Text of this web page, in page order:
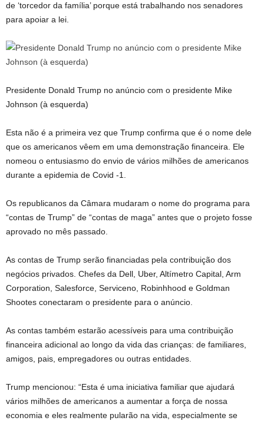
de ‘torcedor da família’ porque está trabalhando nos senadores
para apoiar a lei.
Presidente Donald Trump no anúncio com o presidente Mike
Johnson (à esquerda)
Esta não é a primeira vez que Trump confirma que é o nome dele
que os americanos vêem em uma demonstração financeira. Ele
nomeou o entusiasmo do envio de vários milhões de americanos
durante a epidemia de Covid -1.
Os republicanos da Câmara mudaram o nome do programa para
“contas de Trump” de “contas de maga” antes que o projeto fosse
aprovado no mês passado.
As contas de Trump serão financiadas pela contribuição dos
negócios privados. Chefes da Dell, Uber, Altímetro Capital, Arm
Corporation, Salesforce, Serviceno, Robinhhood e Goldman
Shootes conectaram o presidente para o anúncio.
As contas também estarão acessíveis para uma contribuição
financeira adicional ao longo da vida das crianças: de familiares,
amigos, pais, empregadores ou outras entidades.
Trump mencionou: “Esta é uma iniciativa familiar que ajudará
vários milhões de americanos a aumentar a força de nossa
economia e eles realmente pularão na vida, especialmente se